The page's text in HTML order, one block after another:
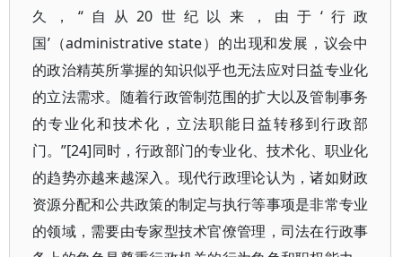
久，“自从20世纪以来，由于‘行政
国’（administrative state）的出现和发展，议会中
的政治精英所掌握的知识似乎也无法应对日益专业化
的立法需求。随着行政管制范围的扩大以及管制事务
的专业化和技术化，立法职能日益转移到行政部
门。”[24]同时，行政部门的专业化、技术化、职业化
的趋势亦越来越深入。现代行政理论认为，诸如财政
资源分配和公共政策的制定与执行等事项是非常专业
的领域，需要由专家型技术官僚管理，司法在行政事